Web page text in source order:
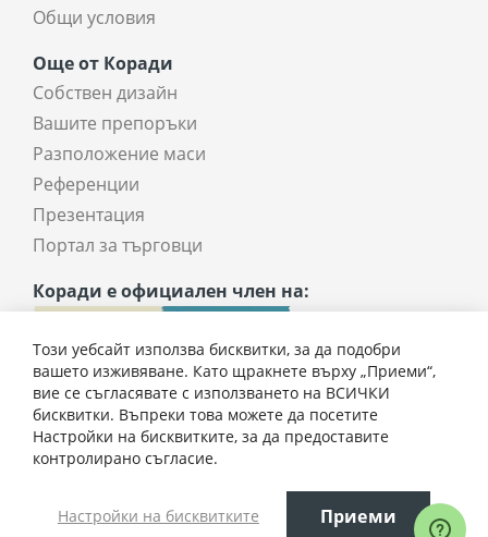
Общи условия
Още от Коради
Собствен дизайн
Вашите препоръки
Разположение маси
Референции
Презентация
Портал за търговци
Коради е официален член на:
Всички права запазени © 2025 coradi.bg
Този уебсайт използва бисквитки, за да подобри
вашето изживяване. Като щракнете върху „Приеми“,
вие се съгласявате с използването на ВСИЧКИ
бисквитки. Въпреки това можете да посетите
Настройки на бисквитките, за да предоставите
контролирано съгласие.
Настройки на бисквитките Приеми